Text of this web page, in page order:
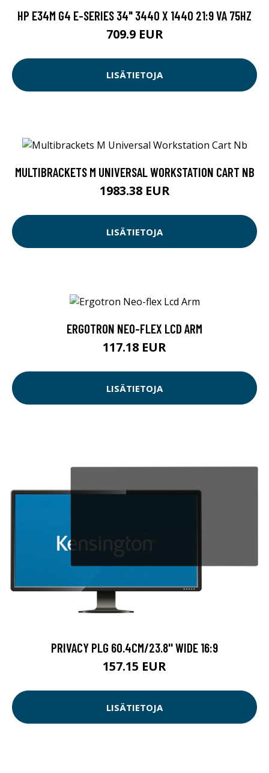
HP E34M G4 E-SERIES 34" 3440 X 1440 21:9 VA 75HZ
709.9 EUR
LISÄTIETOJA
MULTIBRACKETS M UNIVERSAL WORKSTATION CART NB
1983.38 EUR
LISÄTIETOJA
ERGOTRON NEO-FLEX LCD ARM
117.18 EUR
LISÄTIETOJA
PRIVACY PLG 60.4CM/23.8'' WIDE 16:9
157.15 EUR
LISÄTIETOJA